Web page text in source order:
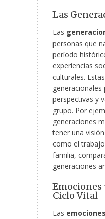
Las
Las
personas que
período
experiencias
culturales.
generacionales
perspectivas y
grupo. Por
generaciones
tener una
como el
familia,
generaciones
Emociones
Ciclo Vital
Las